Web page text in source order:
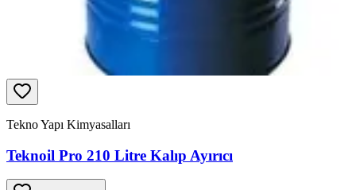
Tekno Yapı Kimyasalları
Teknoil Pro 210 Litre Kalıp Ayırıcı